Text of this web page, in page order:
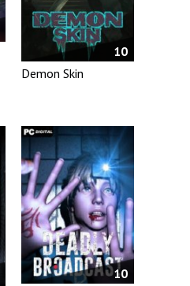
10
Demon Skin
10